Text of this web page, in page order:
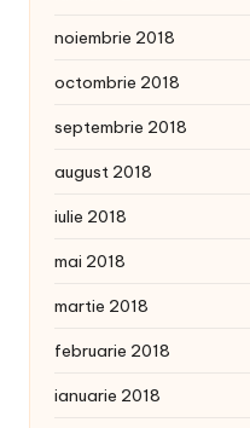
noiembrie 2018
octombrie 2018
septembrie 2018
august 2018
iulie 2018
mai 2018
martie 2018
februarie 2018
ianuarie 2018